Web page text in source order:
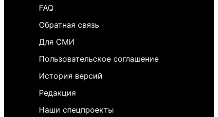
FAQ
Обратная связь
Для СМИ
Пользовательское соглашение
История версий
Редакция
Наши спецпроекты